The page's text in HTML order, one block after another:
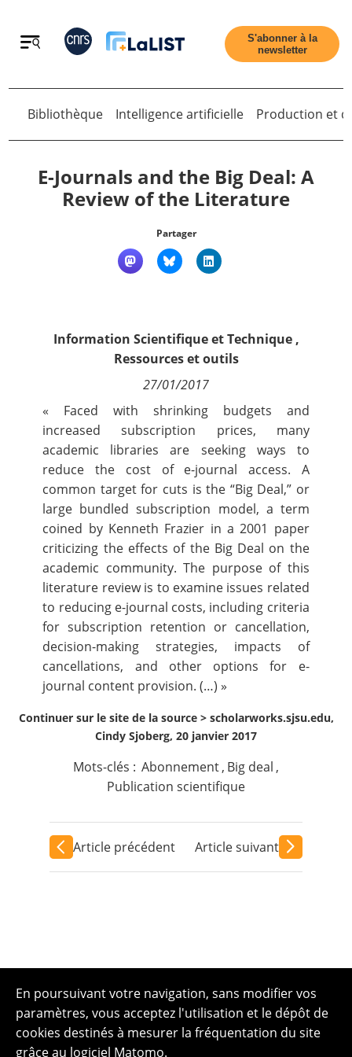
Retour
Nous suivre
S'abonner à la
newsletter
Retour
Bibliothèque Intelligence artificielle Production et
E-Journals and the Big Deal: A
Review of the Literature
Partager
Information Scientifique et Technique,
Ressources et outils
27/01/2017
« Faced with shrinking budgets and
increased subscription prices, many
academic libraries are seeking ways to
reduce the cost of e-journal access. A
common target for cuts is the “Big Deal,” or
large bundled subscription model, a term
coined by Kenneth Frazier in a 2001 paper
criticizing the effects of the Big Deal on the
academic community. The purpose of this
literature review is to examine issues related
to reducing e-journal costs, including criteria
for subscription retention or cancellation,
decision-making strategies, impacts of
cancellations, and other options for e-
journal content provision. (…) »
Continuer sur le site de la source > scholarworks.sjsu.edu,
Cindy Sjoberg, 20 janvier 2017
Mots-clés : Abonnement, Big deal ,
Publication scientifique
Article précédent Article suivant
En poursuivant votre navigation, sans modifier vos
paramètres, vous acceptez l'utilisation et le dépôt de
cookies destinés à mesurer la fréquentation du site
grâce au logiciel Matomo.